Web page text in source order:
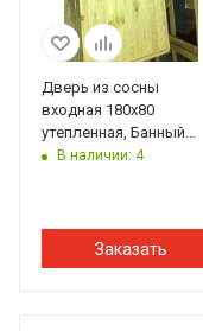
Дверь из сосны
входная 180х80
утепленная, Банный
Перец
В наличии: 4
Заказать